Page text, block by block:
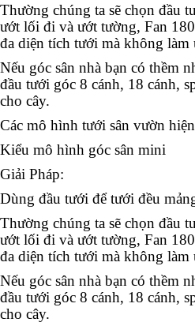
Thường chúng ta sẽ chọn đầu
ướt lối đi và ướt tường, Fan
đa diện tích tưới mà không làm
Nếu góc sân nhà bạn có thềm
đầu tưới góc 8 cánh, 18 cánh,
cho cây.
Các mô hình tưới sân vườn
Kiểu mô hình góc sân mini
Giải Pháp:
Dùng đầu tưới để tưới đều
Thường chúng ta sẽ chọn đầu
ướt lối đi và ướt tường, Fan
đa diện tích tưới mà không làm
Nếu góc sân nhà bạn có thềm
đầu tưới góc 8 cánh, 18 cánh,
cho cây.